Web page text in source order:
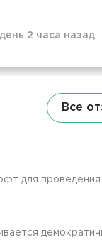
день 2 часа назад
Все
для